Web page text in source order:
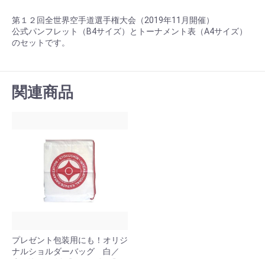
第１２回全世界空手道選手権大会（2019年11月開催）
公式パンフレット（B4サイズ）とトーナメント表（A4サイズ）
のセットです。
関連商品
プレゼント包装用にも！オリジ
ナルショルダーバッグ 白／